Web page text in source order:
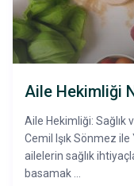
Aile Hekimliği
Aile Hekimliği: Sağlık
Cemil Işık Sönmez
ailelerin sağlık
basamak ...